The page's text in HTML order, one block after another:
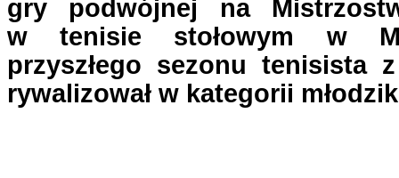
gry podwójnej na
w tenisie stołowym w
przyszłego sezonu tenisista
rywalizował w kategorii